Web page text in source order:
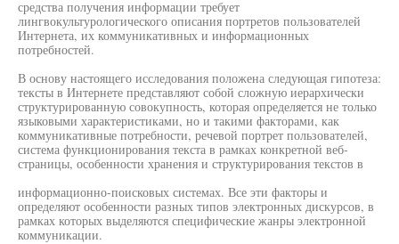
средства получения информации требует
лингвокультурологического описания портретов пользователей
Интернета, их коммуникативных и информационных
потребностей.
В основу настоящего исследования положена следующая гипотеза:
тексты в Интернете представляют собой сложную иерархически
структурированную совокупность, которая определяется не только
языковыми характеристиками, но и такими факторами, как
коммуникативные потребности, речевой портрет пользователей,
система функционирования текста в рамках конкретной веб-
страницы, особенности хранения и структурирования текстов в
информационно-поисковых системах. Все эти факторы и
определяют особенности разных типов электронных дискурсов, в
рамках которых выделяются специфические жанры электронной
коммуникации.